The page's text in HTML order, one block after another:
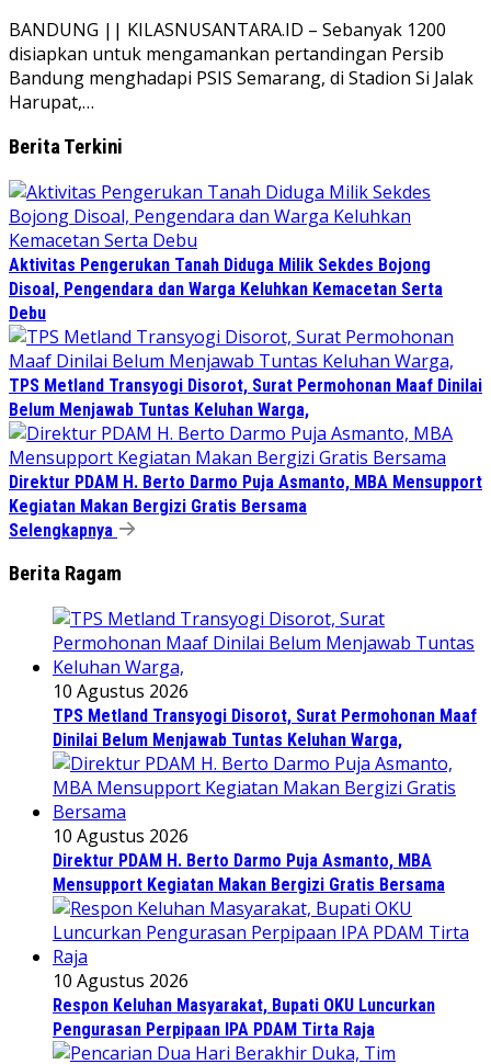
BANDUNG || KILASNUSANTARA.ID – Sebanyak 1200
disiapkan untuk mengamankan pertandingan Persib
Bandung menghadapi PSIS Semarang, di Stadion Si Jalak
Harupat,…
Berita Terkini
Aktivitas Pengerukan Tanah Diduga Milik Sekdes Bojong
Disoal, Pengendara dan Warga Keluhkan Kemacetan Serta
Debu
TPS Metland Transyogi Disorot, Surat Permohonan Maaf Dinilai
Belum Menjawab Tuntas Keluhan Warga,
Direktur PDAM H. Berto Darmo Puja Asmanto, MBA Mensupport
Kegiatan Makan Bergizi Gratis Bersama
Selengkapnya
Berita Ragam
10 Agustus 2026
TPS Metland Transyogi Disorot, Surat Permohonan Maaf
Dinilai Belum Menjawab Tuntas Keluhan Warga,
10 Agustus 2026
Direktur PDAM H. Berto Darmo Puja Asmanto, MBA
Mensupport Kegiatan Makan Bergizi Gratis Bersama
10 Agustus 2026
Respon Keluhan Masyarakat, Bupati OKU Luncurkan
Pengurasan Perpipaan IPA PDAM Tirta Raja